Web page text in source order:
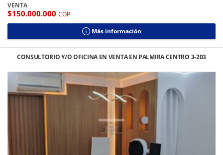
VENTA
$150.000.000 COP
Más información
CONSULTORIO Y/O OFICINA EN VENTA EN PALMIRA CENTRO 3-203